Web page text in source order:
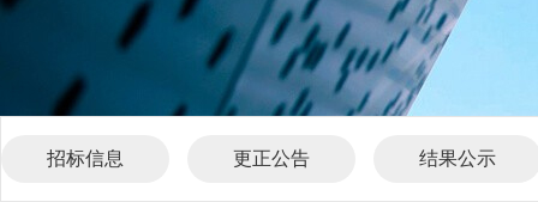
招标信息 更正公告 结果公示